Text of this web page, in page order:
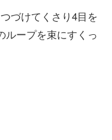
づけてくさり4目を
ループを束にすくっ